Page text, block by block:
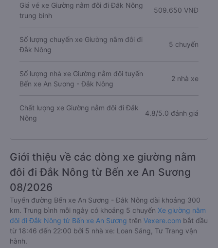
Giá vé xe Giường nằm đôi đi Đắk Nông
trung bình
509.650 VNĐ
Số lượng chuyến xe Giường nằm đôi đi
Đắk Nông
5 chuyến
Số lượng nhà xe Giường nằm đôi tuyến
Bến xe An Sương - Đắk Nông
2 nhà xe
Chất lượng xe Giường nằm đôi đi Đắk
Nông
4.8/5.0 đánh giá
Giới thiệu về các dòng xe giường nằm
đôi đi Đắk Nông từ Bến xe An Sương
08/2026
Tuyến đường Bến xe An Sương - Đắk Nông dài khoảng 300
km. Trung bình mỗi ngày có khoảng 5 chuyến Xe giường nằm
đôi đi Đắk Nông từ Bến xe An Sương trên Vexere.com bắt đầu
từ 18:46 đến 22:00 bởi 5 nhà xe: Loan Sáng, Tư Trang vận
hành.